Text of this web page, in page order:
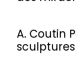
A. Coutin
sculptures